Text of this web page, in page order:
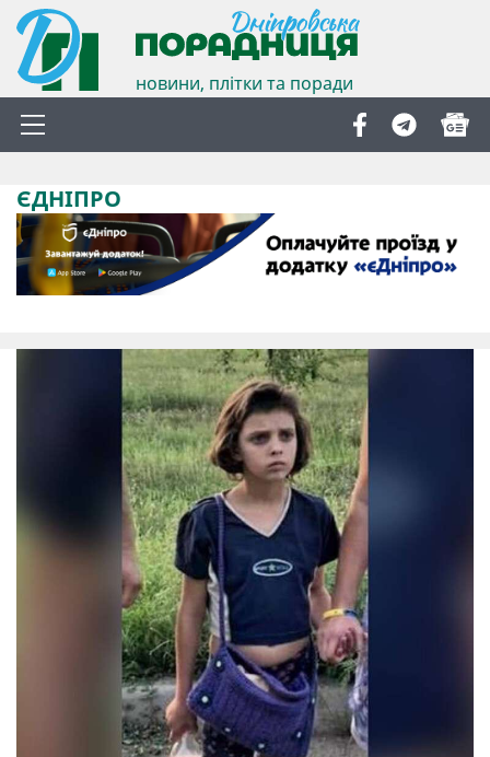
новини, плітки та поради
ЄДНІПРО